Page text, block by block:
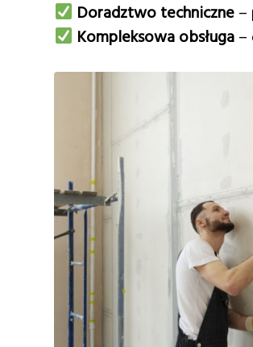
Doradztwo techniczne–
Kompleksowa obsługa–